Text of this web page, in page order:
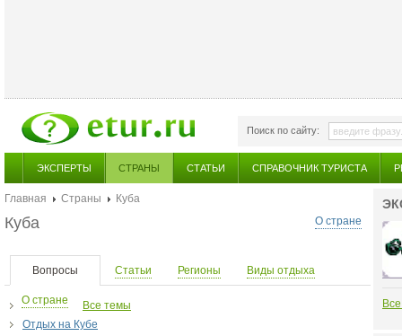
Поиск по сайту:
ЭКСПЕРТЫ СТРАНЫ СТАТЬИ СПРАВОЧНИК ТУРИСТА
Главная Страны
Куба
О стране
Куба
Вопросы Статьи Регионы Виды отдыха
О стране
Все темы
Отдых на Кубе